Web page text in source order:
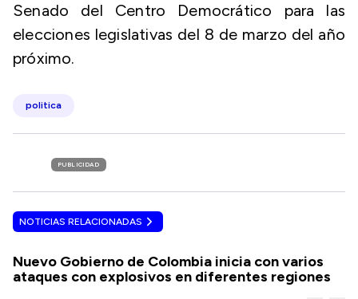
Senado del Centro Democrático para las
elecciones legislativas del 8 de marzo del año
próximo.
politica
PUBLICIDAD
NOTICIAS RELACIONADAS
Nuevo Gobierno de Colombia inicia con varios
ataques con explosivos en diferentes regiones